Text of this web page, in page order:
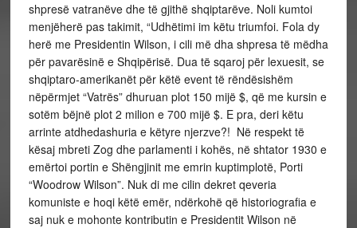
shpresë vatranëve dhe të gjithë shqiptarëve. Noli kumtoi
menjëherë pas takimit, “Udhëtimi im këtu triumfoi. Fola dy
herë me Presidentin Wilson, i cili më dha shpresa të mëdha
për pavarësinë e Shqipërisë. Dua të sqaroj për lexuesit, se
shqiptaro-amerikanët për këtë event të rëndësishëm
nëpërmjet “Vatrës” dhuruan plot 150 mijë $, që me kursin e
sotëm bëjnë plot 2 milion e 700 mijë $. E pra, deri këtu
arrinte atdhedashuria e këtyre njerzve?! Në respekt të
kësaj mbreti Zog dhe parlamenti i kohës, në shtator 1930 e
emërtoi portin e Shëngjinit me emrin kuptimplotë, Porti
“Woodrow Wilson”. Nuk di me cilin dekret qeveria
komuniste e hoqi këtë emër, ndërkohë që historiografia e
saj nuk e mohonte kontributin e Presidentit Wilson në